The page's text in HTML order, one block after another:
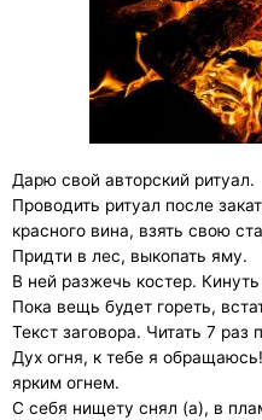
Дарю свой авторский ритуал.
Проводить ритуал после
красного вина, взять свою
Придти в лес, выкопать яму.
В ней разжечь костер.
Пока вещь будет гореть,
Текст заговора. Читать 7 раз
Дух огня, к тебе я
ярким огнем.
С себя нищету снял (а), в